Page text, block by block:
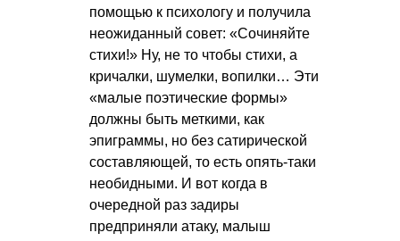
помощью к психологу и получила
неожиданный совет: «Сочиняйте
стихи!» Ну, не то чтобы стихи, а
кричалки, шумелки, вопилки… Эти
«малые поэтические формы»
должны быть меткими, как
эпиграммы, но без сатирической
составляющей, то есть опять-таки
необидными. И вот когда в
очередной раз задиры
предприняли атаку, малыш